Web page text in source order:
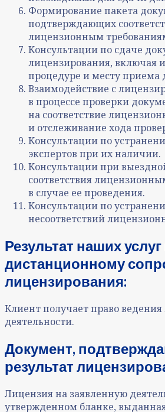
Формирование пакета
подтверждающих
лицензионным
Консультации по сдаче
лицензирования, включая
процедуре и месту приема
Взаимодействие с
в процессе проверки
на соответствие
и отслеживание хода
Консультации по
экспертов при их наличии.
Консультации при
соответствия
в случае ее проведения.
Консультации по
несоответствий
Результат наших
дистанционному
лицензирования:
Клиент получает право
деятельности.
Документ,
результат
Лицензия на заявленную
утвержденном бланке,